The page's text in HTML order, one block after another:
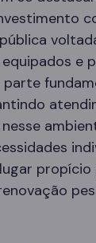
e
nesse
propício